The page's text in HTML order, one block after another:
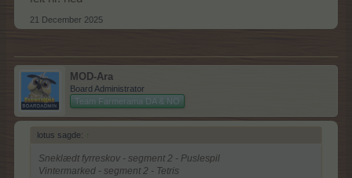
21 December 2025
MOD-Ara
Board Administrator
Team Farmerama DA & NO
lotus sagde: ↑
Sneklædt fyrreskov - segment 2 - Puslespil
Vintermarked - segment 2 - Tetris